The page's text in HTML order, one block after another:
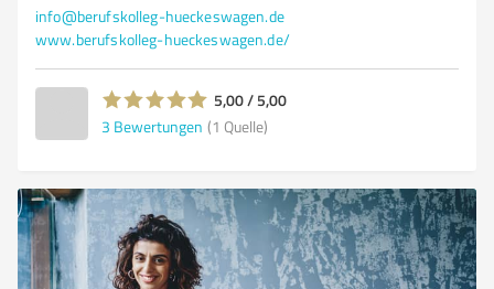
info@berufskolleg-hueckeswagen.de
www.berufskolleg-hueckeswagen.de/
5,00 / 5,00
3 Bewertungen (1 Quelle)